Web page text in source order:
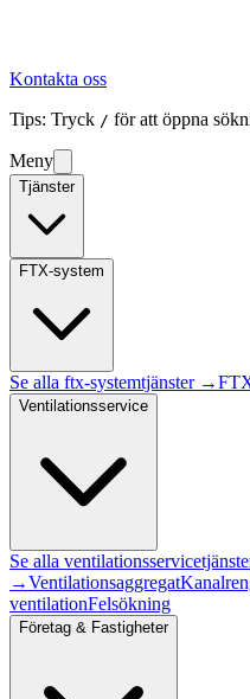
Kontakta oss
Tips: Tryck / för att öppna
Meny
Tjänster
FTX-system
Se alla ftx-systemtjänster →
Ventilationsservice
Se alla ventilationsservice
→Ventilationsaggregat
ventilationFelsökning
Företag & Fastigheter